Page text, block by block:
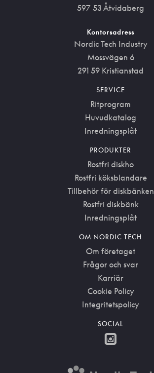
597 53 Åtvidaberg
Kontorsadress
Nordic Tech Industry
Mossvägen 6
291 59 Kristianstad
SERVICE
Ritprogram
Huvudkatalog
Inredningsplåt
PRODUKTER
Rostfri diskho
Rostfri köksblandare
Tillbehör för diskbänken
Rostfri diskbänk
Inredningsplåt
OM NORDIC TECH
Om företaget
Frågor och svar
Karriär
Cookie Policy
Integritetspolicy
SOCIAL